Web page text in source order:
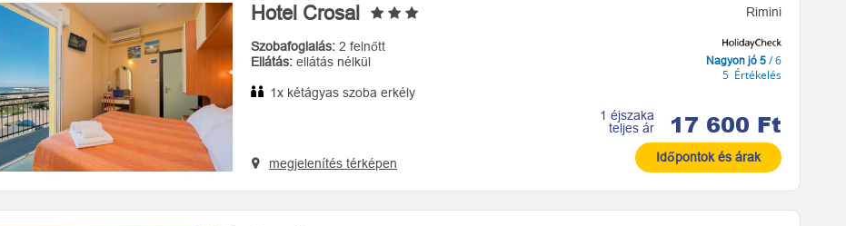
Hotel Crosal Rimini
Nagyon jó 5 / 6
5 Értékelés
Szobafoglalás:2 felnőtt
Ellátás:ellátás nélkül
1x kétágyas szoba erkély
1 éjszaka
teljes ár
17 600 Ft
Időpontok és árak
megjelenítés térképen